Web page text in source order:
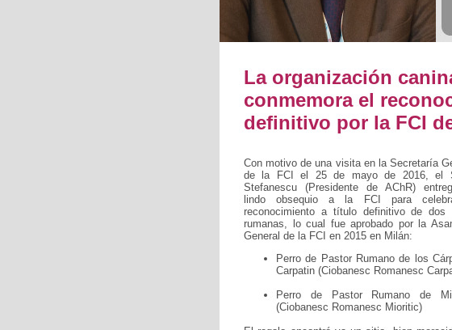
La organización
conmemora el
definitivo por la FCI
Con motivo de una visita en la Secretaría
de la FCI el 25 de mayo de 2016, el
Stefanescu (Presidente de AChR)
lindo obsequio a la FCI para
reconocimiento a título definitivo de dos
rumanas, lo cual fue aprobado por la
General de la FCI en 2015 en Milán:
Perro de Pastor Rumano de los
Carpatin (Ciobanesc Romanesc
Perro de Pastor Rumano de
(Ciobanesc Romanesc Mioritic)